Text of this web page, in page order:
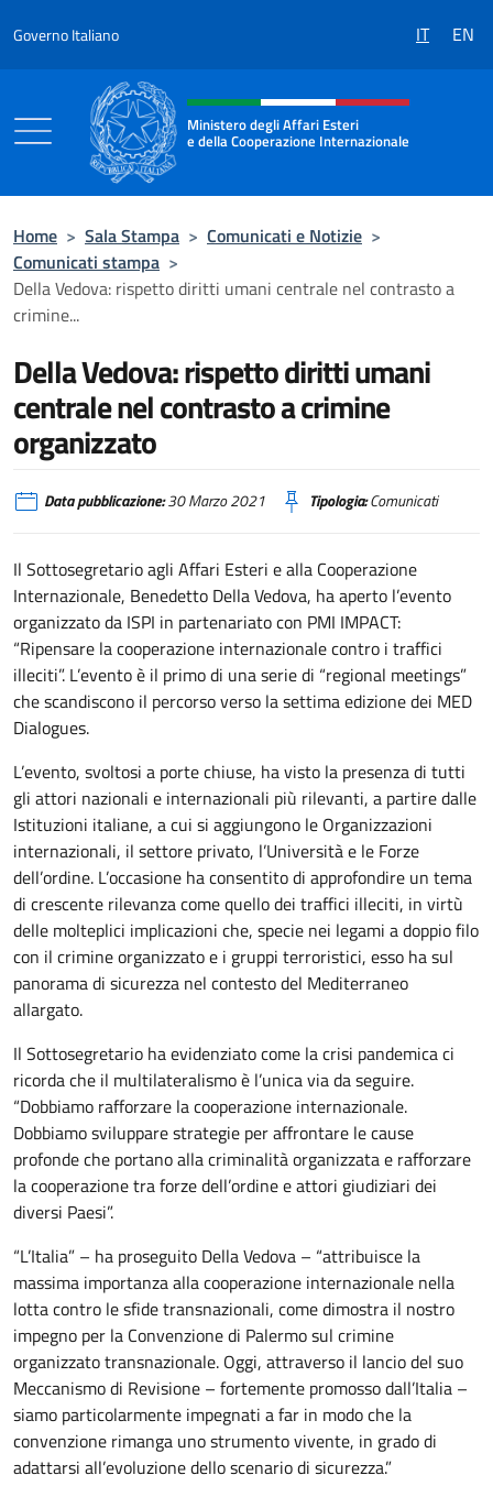
Governo Italiano IT EN
Intestazione sito, social e menù
Ministero degli Affari Esteri
e della Cooperazione Internazionale
Home > Sala Stampa > Comunicati e Notizie >
Comunicati stampa >
Della Vedova: rispetto diritti umani centrale nel contrasto a
crimine...
Della Vedova: rispetto diritti umani
centrale nel contrasto a crimine
organizzato
Data pubblicazione:30 Marzo 2021 Tipologia:Comunicati
Il Sottosegretario agli Affari Esteri e alla Cooperazione
Internazionale, Benedetto Della Vedova, ha aperto l’evento
organizzato da ISPI in partenariato con PMI IMPACT:
“Ripensare la cooperazione internazionale contro i traffici
illeciti”. L’evento è il primo di una serie di “regional meetings”
che scandiscono il percorso verso la settima edizione dei MED
Dialogues.
L’evento, svoltosi a porte chiuse, ha visto la presenza di tutti
gli attori nazionali e internazionali più rilevanti, a partire dalle
Istituzioni italiane, a cui si aggiungono le Organizzazioni
internazionali, il settore privato, l’Università e le Forze
dell’ordine. L’occasione ha consentito di approfondire un tema
di crescente rilevanza come quello dei traffici illeciti, in virtù
delle molteplici implicazioni che, specie nei legami a doppio filo
con il crimine organizzato e i gruppi terroristici, esso ha sul
panorama di sicurezza nel contesto del Mediterraneo
allargato.
Il Sottosegretario ha evidenziato come la crisi pandemica ci
ricorda che il multilateralismo è l’unica via da seguire.
“Dobbiamo rafforzare la cooperazione internazionale.
Dobbiamo sviluppare strategie per affrontare le cause
profonde che portano alla criminalità organizzata e rafforzare
la cooperazione tra forze dell’ordine e attori giudiziari dei
diversi Paesi”.
“L’Italia” – ha proseguito Della Vedova – “attribuisce la
massima importanza alla cooperazione internazionale nella
lotta contro le sfide transnazionali, come dimostra il nostro
impegno per la Convenzione di Palermo sul crimine
organizzato transnazionale. Oggi, attraverso il lancio del suo
Meccanismo di Revisione – fortemente promosso dall’Italia –
siamo particolarmente impegnati a far in modo che la
convenzione rimanga uno strumento vivente, in grado di
adattarsi all’evoluzione dello scenario di sicurezza.”